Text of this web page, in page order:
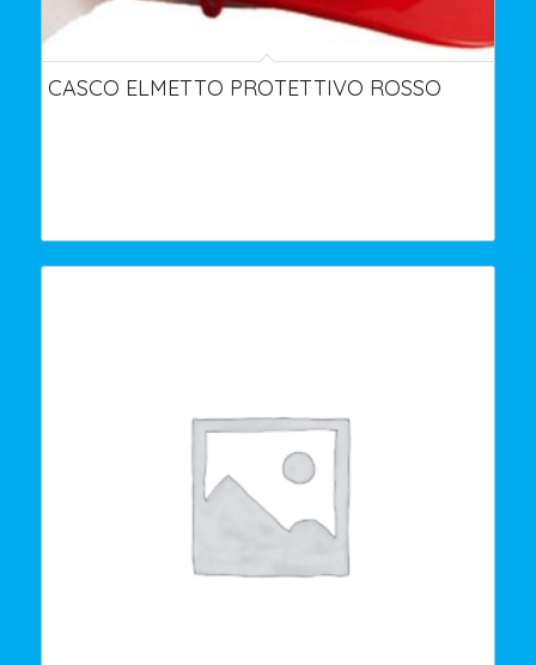
CASCO ELMETTO PROTETTIVO ROSSO